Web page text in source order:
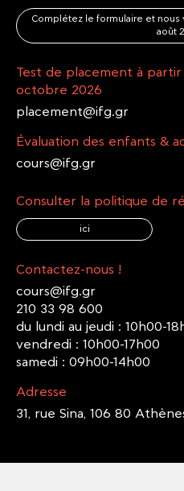
Complétez le formulaire et nous
août
Test de placement à
octobre 2026
placement@ifg.gr
Évaluation des enfants &
cours@ifg.gr
Consulter la politique de
ici
Contactez-nous !
cours@ifg.gr
210 33 98 600
du lundi au jeudi : 10h00-
vendredi : 10h00-17h00
samedi : 09h00-14h00
Adresse
31, rue Sina, 106 80